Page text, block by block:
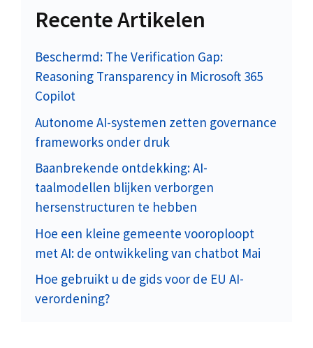
Recente Artikelen
Beschermd: The Verification Gap:
Reasoning Transparency in Microsoft 365
Copilot
Autonome AI-systemen zetten governance
frameworks onder druk
Baanbrekende ontdekking: AI-
taalmodellen blijken verborgen
hersenstructuren te hebben
Hoe een kleine gemeente vooroploopt
met AI: de ontwikkeling van chatbot Mai
Hoe gebruikt u de gids voor de EU AI-
verordening?